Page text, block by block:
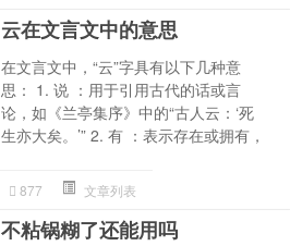
云在文言文中的意思
在文言文中，“云”字具有以下几种意
思： 1. 说 ：用于引用古代的话或言
论，如《兰亭集序》中的“古人云：‘死
生亦大矣。’” 2. 有 ：表示存在或拥有，
877 文章列表
不粘锅糊了还能用吗